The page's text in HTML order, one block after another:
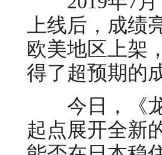
上线后，成绩
欧美地区上架
得了超预期的
今日，《龙
起点展开全新